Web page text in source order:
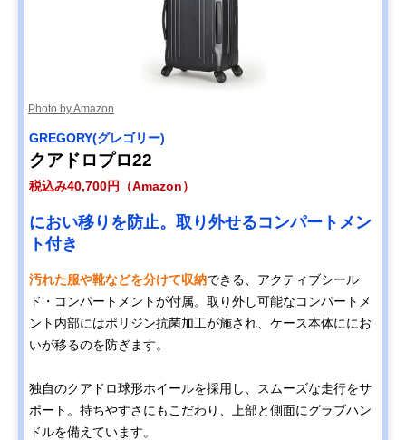
Photo by Amazon
GREGORY(グレゴリー)
クアドロプロ22
税込み40,700円（Amazon）
におい移りを防止。取り外せるコンパートメン
ト付き
汚れた服や靴などを分けて収納できる、アクティブシール
ド・コンパートメントが付属。取り外し可能なコンパートメ
ント内部にはポリジン抗菌加工が施され、ケース本体ににお
いが移るのを防ぎます。
独自のクアドロ球形ホイールを採用し、スムーズな走行をサ
ポート。持ちやすさにもこだわり、上部と側面にグラブハン
ドルを備えています。